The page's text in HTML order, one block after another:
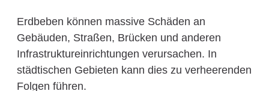
Erdbeben können massive Schäden an
Gebäuden, Straßen, Brücken und anderen
Infrastruktureinrichtungen verursachen. In
städtischen Gebieten kann dies zu verheerenden
Folgen führen.